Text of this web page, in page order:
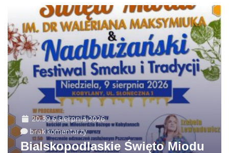
20:39 6 sierpnia 2026
brak komentarzy
Bialskopodlaskie Święto Miodu